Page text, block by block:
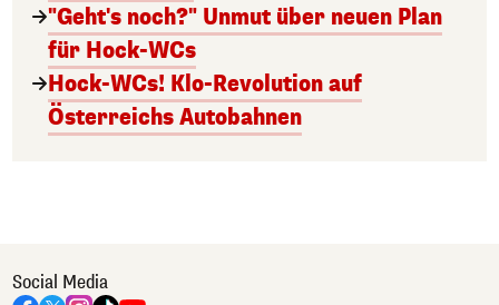
"Geht's noch?" Unmut über neuen Plan
für Hock-WCs
Hock-WCs! Klo-Revolution auf
Österreichs Autobahnen
Social Media